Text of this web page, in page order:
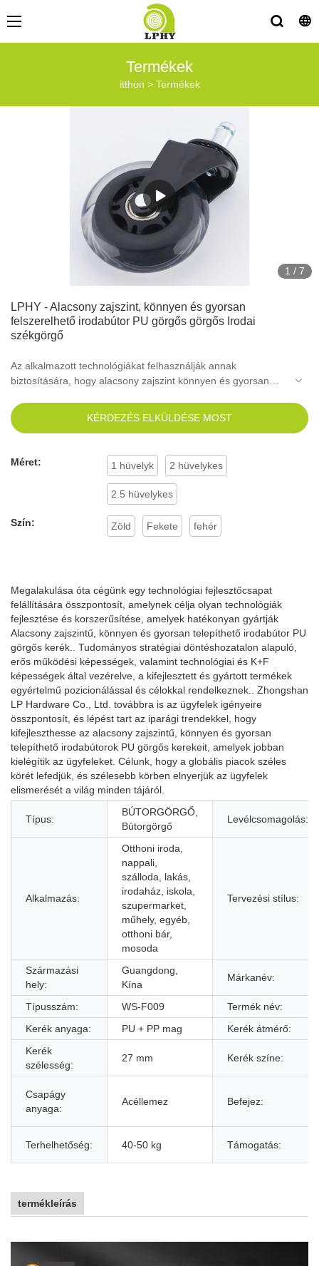
Termékek
itthon > Termékek
1 / 7
LPHY - Alacsony zajszint, könnyen és gyorsan
felszerelhető irodabútor PU görgős görgős Irodai
székgörgő
Az alkalmazott technológiákat felhasználják annak
biztosítására, hogy alacsony zajszint könnyen és gyorsan
stabil.Alkalmazási köre elég széles ahhoz, hogy lefedje a
bútorgörgők területét.
KÉRDEZÉS ELKÜLDÉSE MOST
Méret: 1 hüvelyk 2 hüvelykes
2.5 hüvelykes
Szín: Zöld Fekete fehér
Megalakulása óta cégünk egy technológiai fejlesztőcsapat
felállítására összpontosít, amelynek célja olyan technológiák
fejlesztése és korszerűsítése, amelyek hatékonyan gyártják
Alacsony zajszintű, könnyen és gyorsan telepíthető irodabútor PU
görgős kerék.. Tudományos stratégiai döntéshozatalon alapuló,
erős működési képességek, valamint technológiai és K+F
képességek által vezérelve, a kifejlesztett és gyártott termékek
egyértelmű pozicionálással és célokkal rendelkeznek.. Zhongshan
LP Hardware Co., Ltd. továbbra is az ügyfelek igényeire
összpontosít, és lépést tart az iparági trendekkel, hogy
kifejleszthesse az alacsony zajszintű, könnyen és gyorsan
telepíthető irodabútorok PU görgős kerekeit, amelyek jobban
kielégítik az ügyfeleket. Célunk, hogy a globális piacok széles
körét lefedjük, és szélesebb körben elnyerjük az ügyfelek
elismerését a világ minden tájáról.
Típus:
BÚTORGÖRGŐ,
Bútorgörgő
Levélcsomagolás:
Alkalmazás:
Otthoni iroda,
nappali,
szálloda, lakás,
irodaház, iskola,
szupermarket,
műhely, egyéb,
otthoni bár,
mosoda
Tervezési stílus:
Származási
hely:
Guangdong,
Kína
Márkanév:
Típusszám: WS-F009
Termék név:
Kerék anyaga:
PU + PP mag
Kerék átmérő:
Kerék
szélesség:
27 mm Kerék színe:
Csapágy
anyaga:
Acéllemez Befejez:
Terhelhetőség: 40-50 kg Támogatás:
termékleírás